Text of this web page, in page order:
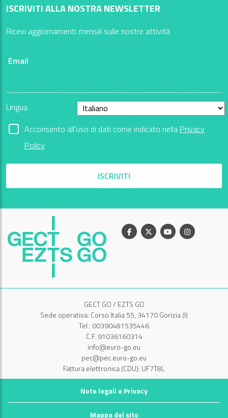
ISCRIVITI ALLA NOSTRA NEWSLETTER
Ricevi aggiornamenti mensili sulle nostre attività
Email
Lingua
Acconsento all'uso di dati come indicato nella Privacy
Policy
ISCRIVITI
Facebook
X YoutubeInstagram
GECT GO / EZTS GO
Sede operativa: Corso Italia 55, 34170 Gorizia (I)
Tel.: 00390481535446
C.F. 91036160314
info@euro-go.eu
pec@pec.euro-go.eu
Fattura elettronica (CDU): UF7T8L
Note legali e Privacy
Mappa del sito